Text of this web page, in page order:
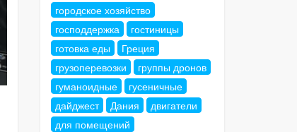
городское хозяйство
господдержка
гостиницы
готовка еды
Греция
грузоперевозки
группы дронов
гуманоидные
гусеничные
дайджест
Дания
двигатели
для помещений